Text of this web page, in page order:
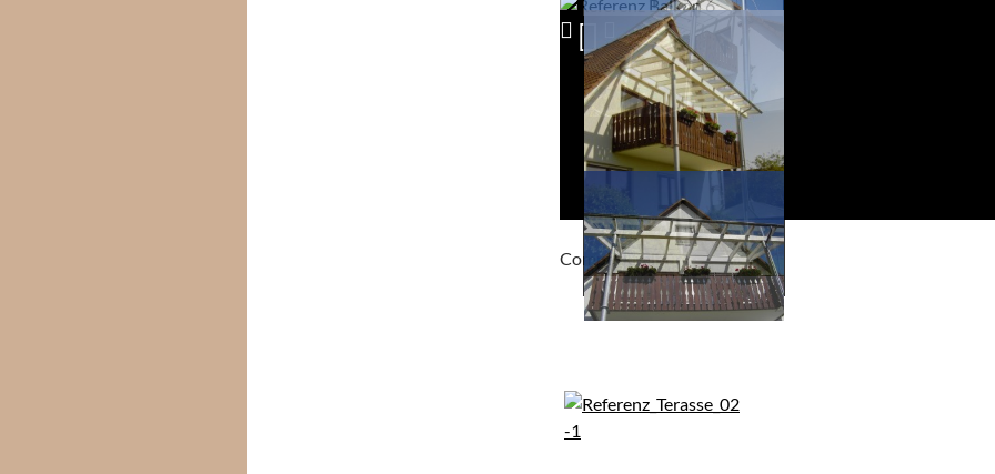
Compackt album